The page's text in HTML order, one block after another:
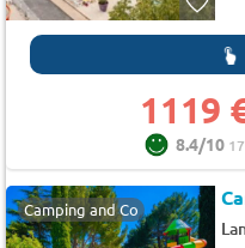
1119
8.4/10
Camping and Co